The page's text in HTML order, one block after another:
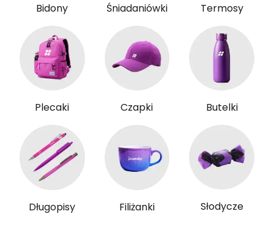
Bidony Śniadaniówki Termosy
Plecaki Czapki Butelki
Długopisy Filiżanki Słodycze